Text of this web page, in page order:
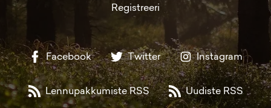
Registreeri
Facebook Twitter Instagram
Lennupakkumiste RSS Uudiste RSS